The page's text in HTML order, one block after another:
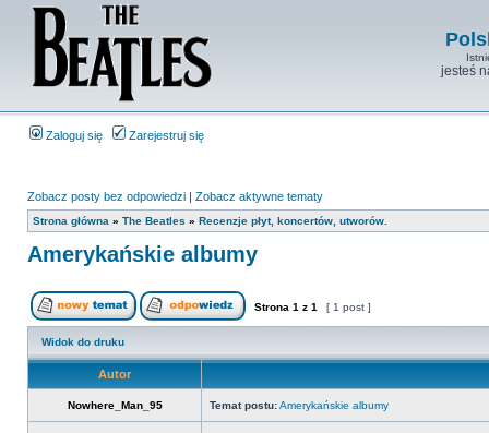
jesteś
Zaloguj się Zarejestruj się
Zobacz posty bez odpowiedzi | Zobacz aktywne tematy
Strona główna » The Beatles » Recenzje płyt, koncertów, utworów.
Amerykańskie albumy
Strona 1 z 1 [ 1 post ]
Widok do druku
Autor
Nowhere_Man_95 Temat postu:Amerykańskie albumy